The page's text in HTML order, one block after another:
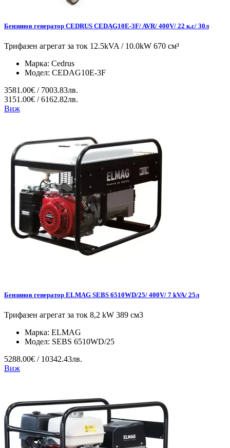
Бензинов генератор CEDRUS CEDAG10E-3F/ AVR/ 400V/ 22 к.с/ 30л
Трифазен агрегат за ток 12.5kVA / 10.0kW 670 см³
Марка: Cedrus
Модел: CEDAG10E-3F
3581.00€ / 7003.83лв.
3151.00€ / 6162.82лв.
Виж
Бензинов генератор ELMAG SEBS 6510WD/25/ 400V/ 7 kVA/ 25л
Трифазен агрегат за ток 8,2 kW 389 см3
Марка: ELMAG
Модел: SEBS 6510WD/25
5288.00€ / 10342.43лв.
Виж